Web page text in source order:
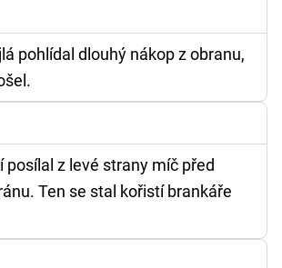
pohlídal dlouhý nákop z obranu,
posílal z levé strany míč před
Ten se stal kořistí brankáře